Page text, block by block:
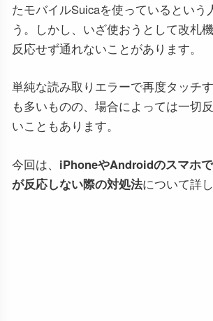
たモバイルSuicaを使っているという
う。しかし、いざ使おうとして改札
反応せず通れないことがあります。
単純な読み取りエラーで再度タッチ
も多いものの、場合によっては一切
いこともあります。
今回は、 iPhoneやAndroidのスマホ
が反応しない際の対処法について詳